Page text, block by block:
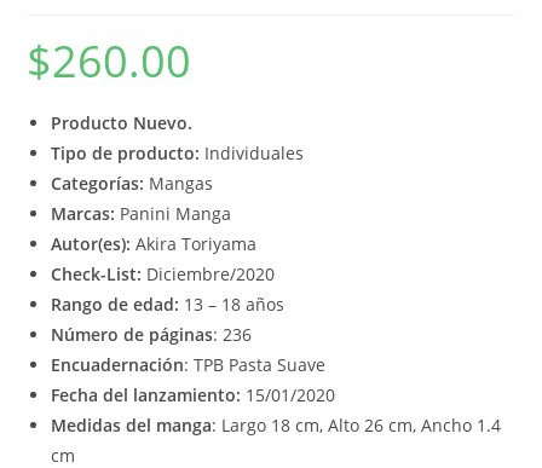
$260.00
Producto Nuevo.
Tipo de producto: Individuales
Categorías: Mangas
Marcas: Panini Manga
Autor(es): Akira Toriyama
Check-List: Diciembre/2020
Rango de edad: 13 – 18 años
Número de páginas: 236
Encuadernación: TPB Pasta Suave
Fecha del lanzamiento: 15/01/2020
Medidas del manga: Largo 18 cm, Alto 26 cm, Ancho 1.4
cm